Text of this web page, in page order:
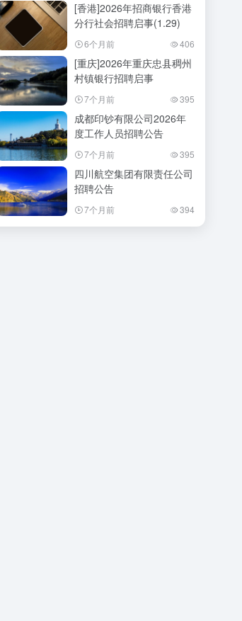
[香港]2026年招商银行香港
分行社会招聘启事(1.29)
6个月前 406
[重庆]2026年重庆忠县稠州
村镇银行招聘启事
7个月前 395
成都印钞有限公司2026年
度工作人员招聘公告
7个月前 395
四川航空集团有限责任公司
招聘公告
7个月前 394